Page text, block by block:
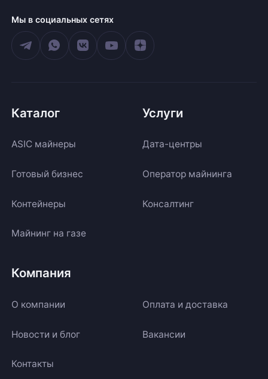
Мы в социальных сетях
Каталог
ASIC майнеры
Готовый бизнес
Контейнеры
Майнинг на газе
Услуги
Дата-центры
Оператор майнинга
Консалтинг
Компания
О компании Оплата и доставка
Новости и блог Вакансии
Контакты